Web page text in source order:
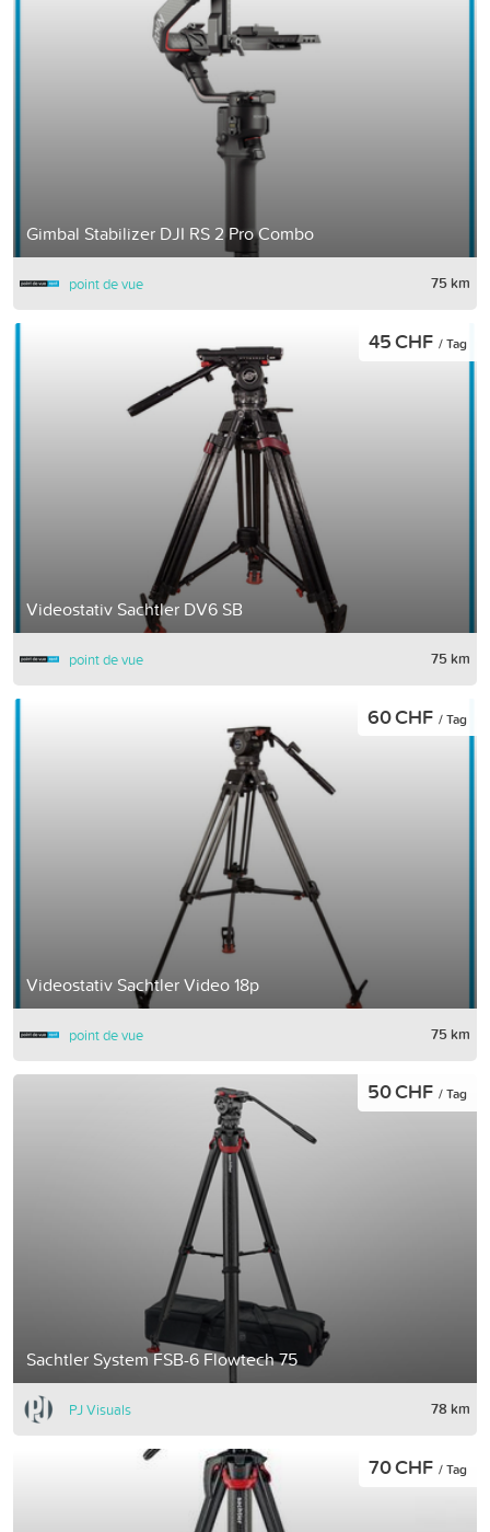
Gimbal Stabilizer DJI RS 2 Pro Combo
point de vue 75 km
Videostativ Sachtler DV6 SB
45 CHF / Tag
point de vue 75 km
Videostativ Sachtler Video 18p
60 CHF / Tag
point de vue 75 km
Sachtler System FSB-6 Flowtech 75
50 CHF / Tag
PJ Visuals 78 km
70 CHF / Tag